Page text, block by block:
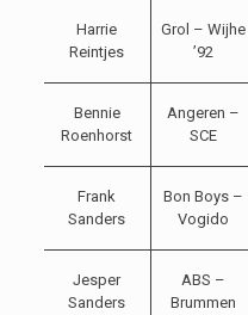
Harrie
Reintjes
Grol – Wijhe
’92
Bennie
Roenhorst
Angeren –
SCE
Frank
Sanders
Bon Boys –
Vogido
Jesper
Sanders
ABS –
Brummen